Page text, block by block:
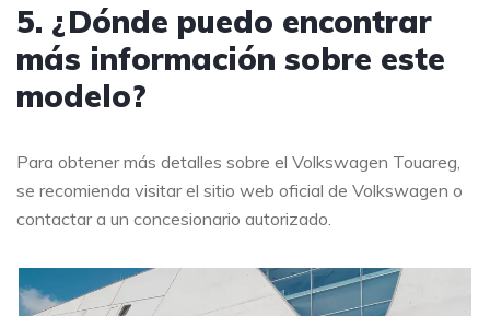
5. ¿Dónde puedo encontrar
más información sobre este
modelo?
Para obtener más detalles sobre el Volkswagen Touareg,
se recomienda visitar el sitio web oficial de Volkswagen o
contactar a un concesionario autorizado.